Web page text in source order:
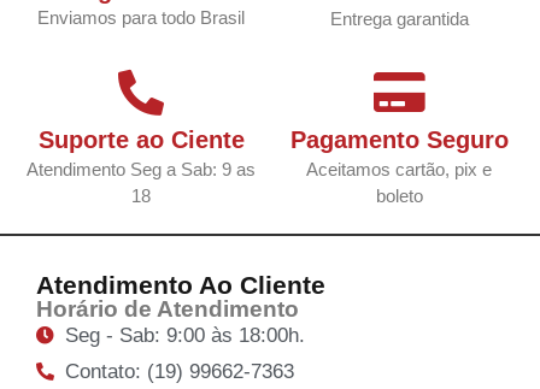
Enviamos para todo Brasil Entrega garantida
Suporte ao Ciente
Atendimento Seg a Sab: 9 as
18
Pagamento Seguro
Aceitamos cartão, pix e
boleto
Atendimento Ao Cliente
Horário de Atendimento
Seg - Sab: 9:00 às 18:00h.
Contato: (19) 99662-7363